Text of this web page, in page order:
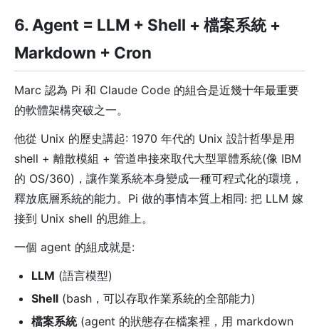
6. Agent = LLM + Shell + 檔案系統 +
Markdown + Cron
Marc 認為 Pi 和 Claude Code 的組合是近幾十年最重要
的軟體架構突破之一。
他從 Unix 的歷史講起: 1970 年代的 Unix 設計哲學是用
shell + 離散模組 + 管道串接來取代大型單體系統(像 IBM
的 OS/360)，讓作業系統本身變成一種可程式化的環境，
釋放底層系統的能力。Pi 做的事情本質上相同: 把 LLM 嫁
接到 Unix shell 的思維上。
一個 agent 的組成就是:
LLM (語言模型)
Shell (bash，可以存取作業系統的全部能力)
檔案系統(agent 的狀態存在檔案裡，用 markdown